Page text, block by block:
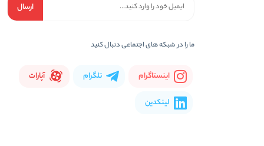
ارسال
ما را در شبكه های اجتماعی دنبال کنید
اینستاگرام تلگرام آپارات
لینکدین